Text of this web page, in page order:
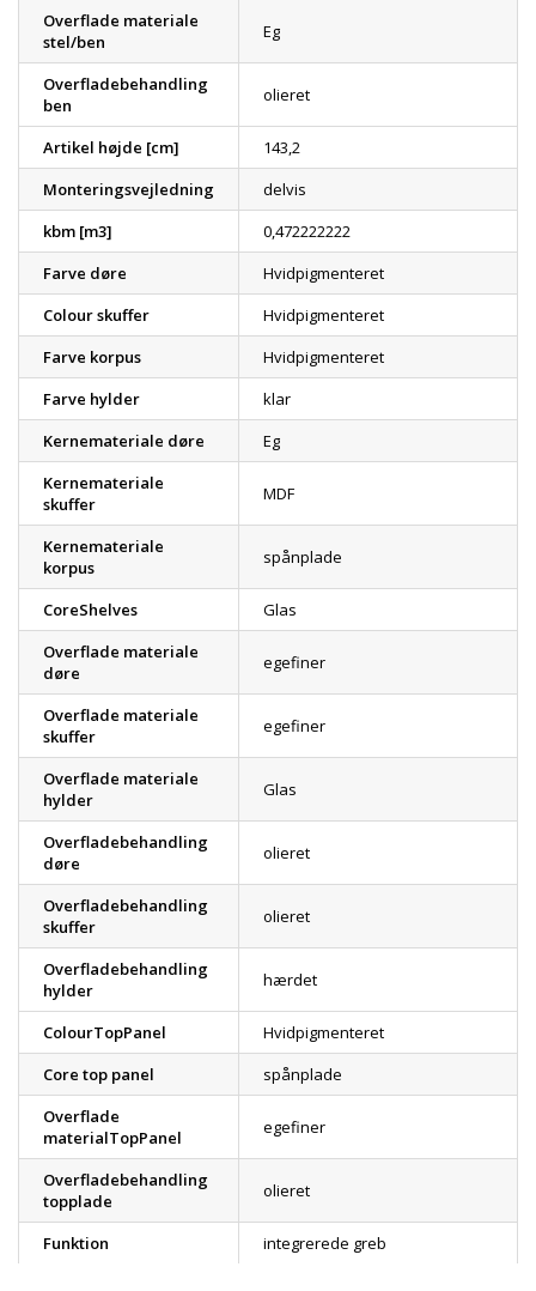
Overflade materiale
stel/ben
Eg
Overfladebehandling
ben
olieret
Artikel højde [cm]
143,2
Monteringsvejledning
delvis
kbm [m3]
0,472222222
Farve døre
Hvidpigmenteret
Colour skuffer
Hvidpigmenteret
Farve korpus
Hvidpigmenteret
Farve hylder
klar
Kernemateriale døre
Eg
Kernemateriale
skuffer
MDF
Kernemateriale
korpus
spånplade
CoreShelves
Glas
Overflade materiale
døre
egefiner
Overflade materiale
skuffer
egefiner
Overflade materiale
hylder
Glas
Overfladebehandling
døre
olieret
Overfladebehandling
skuffer
olieret
Overfladebehandling
hylder
hærdet
ColourTopPanel
Hvidpigmenteret
Core top panel
spånplade
Overflade
materialTopPanel
egefiner
Overfladebehandling
topplade
olieret
Funktion integrerede greb